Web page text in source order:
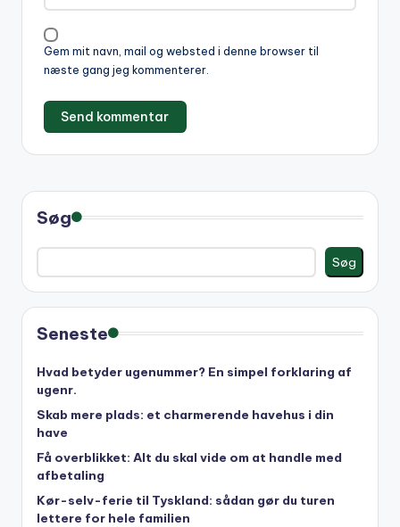
Gem mit navn, mail og websted i denne browser til
næste gang jeg kommenterer.
i
v
e
:
Søg
Søg
Seneste
Hvad betyder ugenummer? En simpel forklaring af
ugenr.
Skab mere plads: et charmerende havehus i din
have
Få overblikket: Alt du skal vide om at handle med
afbetaling
Kør-selv-ferie til Tyskland: sådan gør du turen
lettere for hele familien